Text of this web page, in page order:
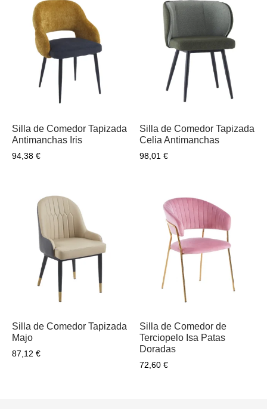
Silla de Comedor Tapizada
Antimanchas Iris
94,38 €
Silla de Comedor Tapizada
Celia Antimanchas
98,01 €
Silla de Comedor Tapizada
Majo
87,12 €
Silla de Comedor de
Terciopelo Isa Patas
Doradas
72,60 €